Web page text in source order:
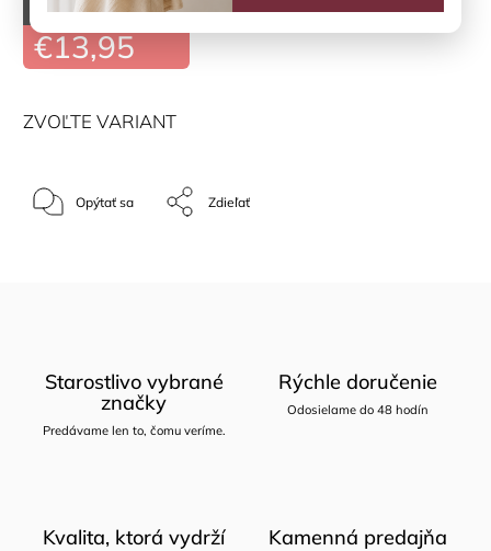
€27,90
–50 %
€13,95
ZVOĽTE VARIANT
Opýtať sa Zdieľať
Starostlivo vybrané
značky
Predávame len to, čomu veríme.
Rýchle doručenie
Odosielame do 48 hodín
Kvalita, ktorá vydrží Kamenná predajňa